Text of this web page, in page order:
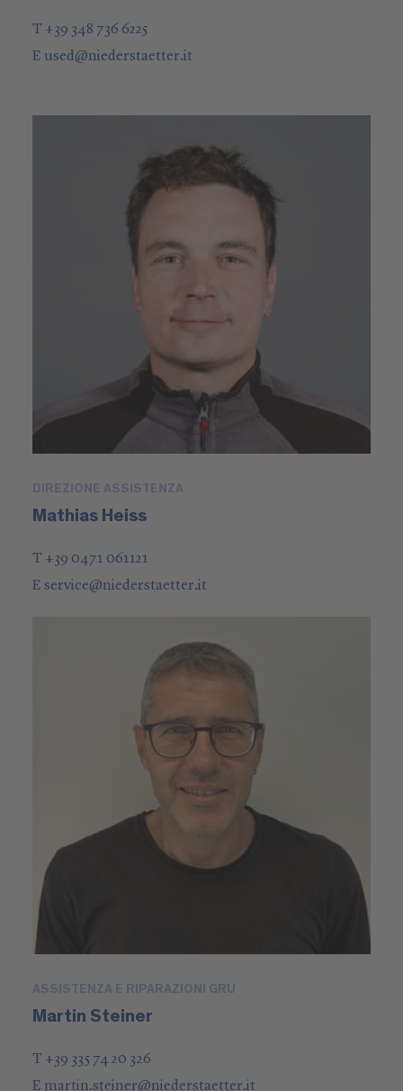
T +39 348 736 6225
E used@niederstaetter.it
DIREZIONE ASSISTENZA
Mathias Heiss
T +39 0471 061121
Eservice@niederstaetter.it
ASSISTENZA E RIPARAZIONI GRU
Martin Steiner
T +39 335 74 20 326
E martin.steiner@niederstaetter.it